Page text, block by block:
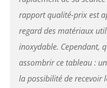
rapport qualité-prix est
regard des matériaux
inoxydable. Cependant,
assombrir ce tableau :
la possibilité de recevoir